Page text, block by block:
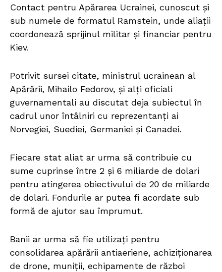
Contact pentru Apărarea Ucrainei, cunoscut și
sub numele de formatul Ramstein, unde aliații
coordonează sprijinul militar și financiar pentru
Kiev.
Potrivit sursei citate, ministrul ucrainean al
Apărării, Mihailo Fedorov, și alți oficiali
guvernamentali au discutat deja subiectul în
cadrul unor întâlniri cu reprezentanți ai
Norvegiei, Suediei, Germaniei și Canadei.
Fiecare stat aliat ar urma să contribuie cu
sume cuprinse între 2 și 6 miliarde de dolari
pentru atingerea obiectivului de 20 de miliarde
de dolari. Fondurile ar putea fi acordate sub
formă de ajutor sau împrumut.
Banii ar urma să fie utilizați pentru
consolidarea apărării antiaeriene, achiziționarea
de drone, muniții, echipamente de război